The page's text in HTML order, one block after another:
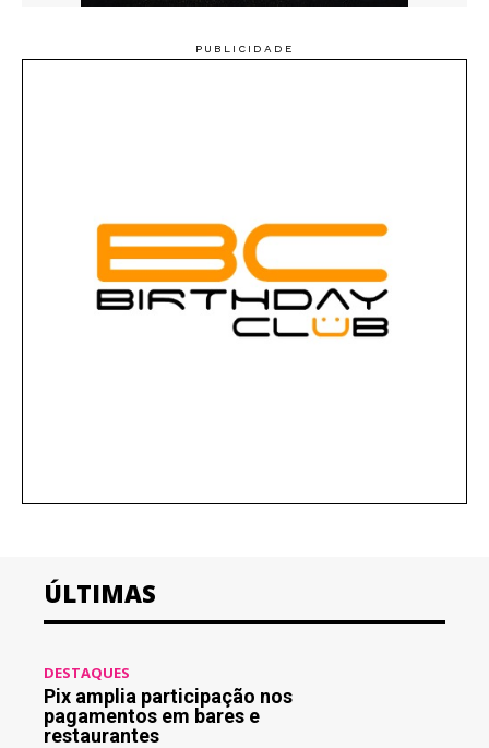
ÚLTIMAS
DESTAQUES
Pix amplia participação nos
pagamentos em bares e
restaurantes